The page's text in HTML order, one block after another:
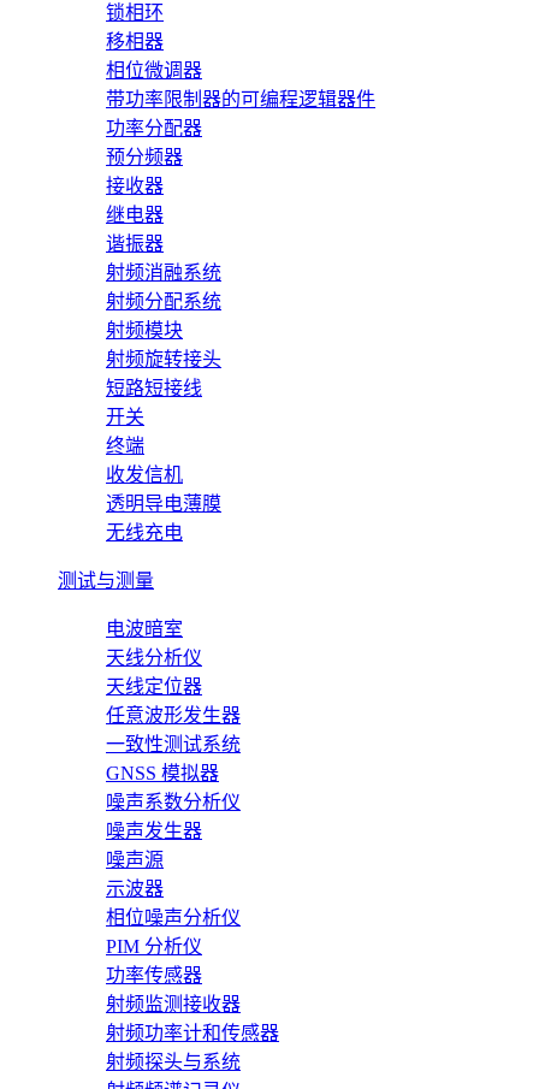
锁相环
移相器
相位微调器
带功率限制器的可编程逻辑器件
功率分配器
预分频器
接收器
继电器
谐振器
射频消融系统
射频分配系统
射频模块
射频旋转接头
短路短接线
开关
终端
收发信机
透明导电薄膜
无线充电
测试与测量
电波暗室
天线分析仪
天线定位器
任意波形发生器
一致性测试系统
GNSS 模拟器
噪声系数分析仪
噪声发生器
噪声源
示波器
相位噪声分析仪
PIM 分析仪
功率传感器
射频监测接收器
射频功率计和传感器
射频探头与系统